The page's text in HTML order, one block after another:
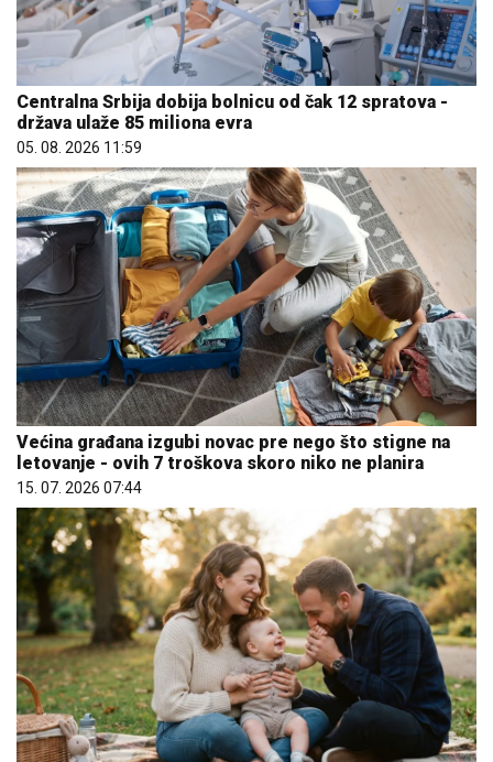
Centralna Srbija dobija bolnicu od čak 12 spratova -
država ulaže 85 miliona evra
05. 08. 2026 11:59
Većina građana izgubi novac pre nego što stigne na
letovanje - ovih 7 troškova skoro niko ne planira
15. 07. 2026 07:44